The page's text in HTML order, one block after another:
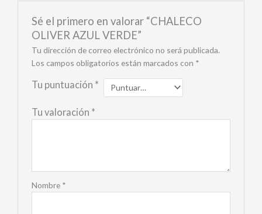
Sé el primero en valorar “CHALECO
OLIVER AZUL VERDE”
Tu dirección de correo electrónico no será publicada.
Los campos obligatorios están marcados con *
Tu puntuación *
Tu valoración *
Nombre *